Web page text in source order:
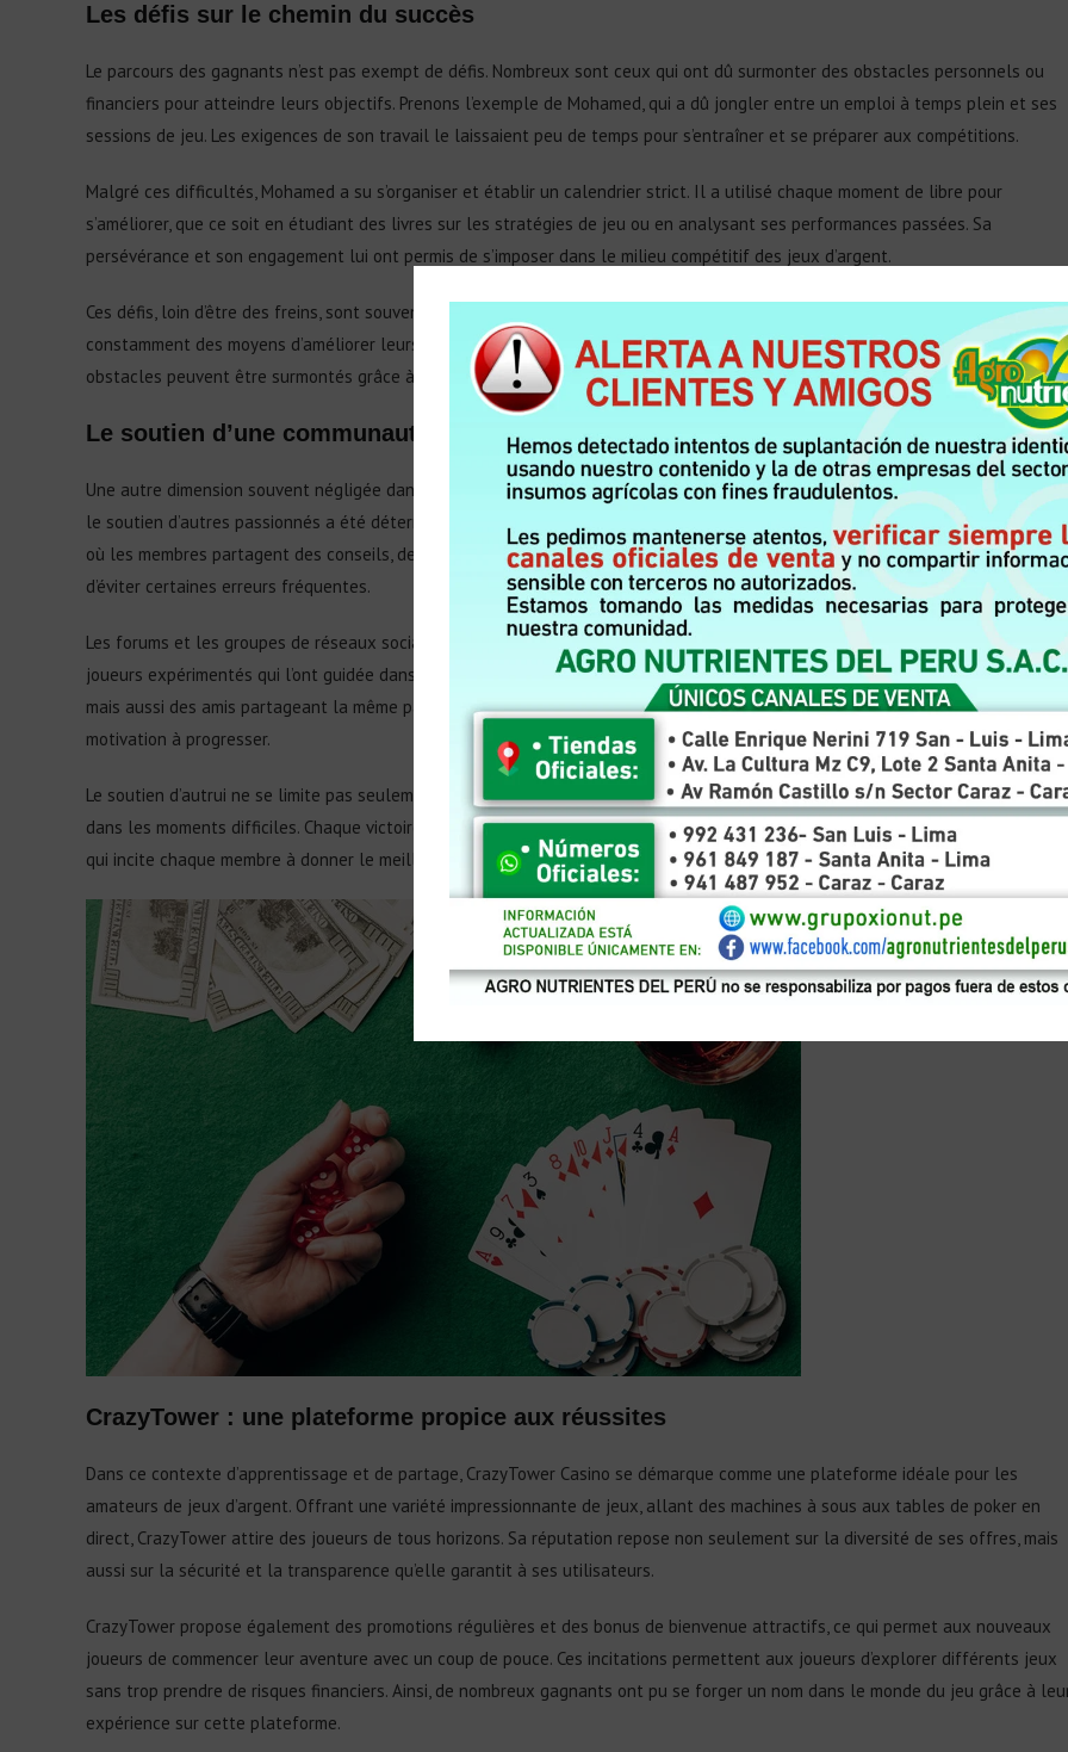
Les défis sur le chemin du succès
Le parcours des gagnants n’est pas exempt de défis. Nombreux sont ceux qui ont dû surmonter des obstacles personnels ou
financiers pour atteindre leurs objectifs. Prenons l’exemple de Mohamed, qui a dû jongler entre un emploi à temps plein et ses
sessions de jeu. Les exigences de son travail le laissaient peu de temps pour s’entraîner et se préparer aux compétitions.
Malgré ces difficultés, Mohamed a su s’organiser et établir un calendrier strict. Il a utilisé chaque moment de libre pour
s’améliorer, que ce soit en étudiant des livres sur les stratégies de jeu ou en analysant ses performances passées. Sa
persévérance et son engagement lui ont permis de s’imposer dans le milieu compétitif des jeux d’argent.
Ces défis, loin d’être des freins, sont souvent des catalyseurs de réussite. Ils poussent les joueurs à se dépasser et à
constamment des moyens d’améliorer leurs compétences. L’histoire de Mohamed est un exemple parfait de la manière dont les
obstacles peuvent être surmontés grâce à la détermination et à la passion.
Le soutien d’une communauté
Une autre dimension souvent négligée dans les récits de réussite est l’importance de la communauté. Pour de nombreux
le soutien d’autres passionnés a été déterminant dans leur succès. Par exemple, Clara a rejoint un groupe de discussion en
où les membres partagent des conseils, des astuces et des expériences. Ce réseau lui a permis d’apprendre rapidement et
d’éviter certaines erreurs fréquentes.
Les forums et les groupes de réseaux sociaux constituent un véritable vivier d’informations. Clara a pu échanger avec des
joueurs expérimentés qui l’ont guidée dans son parcours. Grâce à cette communauté, elle a trouvé non seulement des mentors,
mais aussi des amis partageant la même passion. Cette solidarité joue un rôle essentiel dans l’évolution des joueurs et leur
motivation à progresser.
Le soutien d’autrui ne se limite pas seulement à l’apprentissage de techniques. Il s’agit également d’un encouragement moral
dans les moments difficiles. Chaque victoire, qu’elle soit petite ou grande, est célébrée ensemble, créant une dynamique
qui incite chaque membre à donner le meilleur de lui-même.
CrazyTower : une plateforme propice aux réussites
Dans ce contexte d’apprentissage et de partage, CrazyTower Casino se démarque comme une plateforme idéale pour les
amateurs de jeux d’argent. Offrant une variété impressionnante de jeux, allant des machines à sous aux tables de poker en
direct, CrazyTower attire des joueurs de tous horizons. Sa réputation repose non seulement sur la diversité de ses offres, mais
aussi sur la sécurité et la transparence qu’elle garantit à ses utilisateurs.
CrazyTower propose également des promotions régulières et des bonus de bienvenue attractifs, ce qui permet aux nouveaux
joueurs de commencer leur aventure avec un coup de pouce. Ces incitations permettent aux joueurs d’explorer différents jeux
sans trop prendre de risques financiers. Ainsi, de nombreux gagnants ont pu se forger un nom dans le monde du jeu grâce à
expérience sur cette plateforme.